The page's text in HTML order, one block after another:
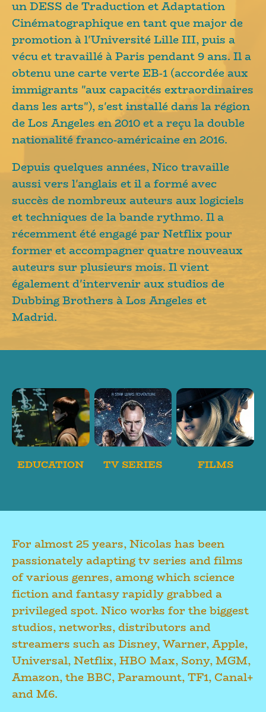
un DESS de Traduction et Adaptation
Cinématographique en tant que major de
promotion à l'Université Lille III, puis a
vécu et travaillé à Paris pendant 9 ans. Il a
obtenu une carte verte EB-1 (accordée aux
immigrants "aux capacités extraordinaires
dans les arts"), s'est installé dans la région
de Los Angeles en 2010 et a reçu la double
nationalité franco-américaine en 2016.
Depuis quelques années, Nico travaille
aussi vers l'anglais et il a formé avec
succès de nombreux auteurs aux logiciels
et techniques de la bande rythmo. Il a
récemment été engagé par Netflix pour
former et accompagner quatre nouveaux
auteurs sur plusieurs mois. Il vient
également d'intervenir aux studios de
Dubbing Brothers à Los Angeles et
Madrid.
EDUCATION TV SERIES FILMS
For almost 25 years, Nicolas has been
passionately adapting tv series and films
of various genres, among which science
fiction and fantasy rapidly grabbed a
privileged spot. Nico works for the biggest
studios, networks, distributors and
streamers such as Disney, Warner, Apple,
Universal, Netflix, HBO Max, Sony, MGM,
Amazon, the BBC, Paramount, TF1, Canal+
and M6.